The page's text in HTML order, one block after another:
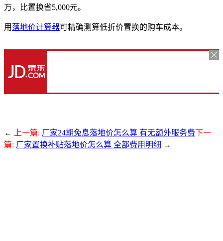
万，比置换省5,000元。
用 落地价计算器可精确测算低折价置换的购车成本。
← 上一篇: 厂家24期免息落地价怎么算 有无额外服务费下一
篇: 厂家置换补贴落地价怎么算 全部费用明细 →